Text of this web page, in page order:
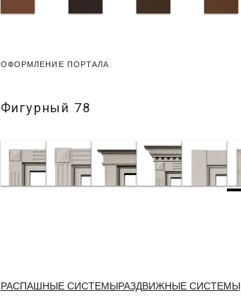
ОФОРМЛЕНИЕ ПОРТАЛА
Фигурный 78
РАСПАШНЫЕ СИСТЕМЫРАЗДВИЖНЫЕ СИСТЕМЫ